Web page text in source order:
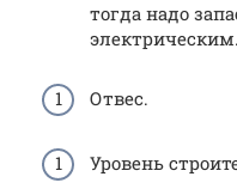
тогда надо
электрическим.
Отвес.
Уровень